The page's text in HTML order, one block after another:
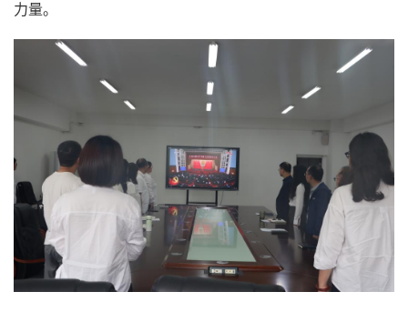
力量。